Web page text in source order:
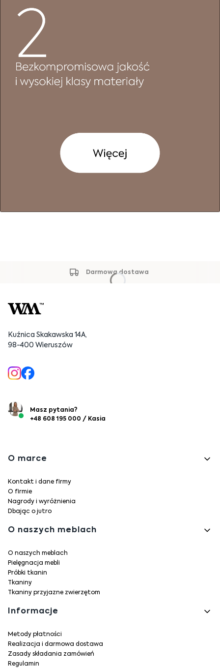
Darmowa dostawa
Kuźnica Skakawska 14A,
98-400 Wieruszów
Masz pytania?
+48 608 195 000 / Kasia
Linki w stopce
O marce
Kontakt i dane firmy
O firmie
Nagrody i wyróżnienia
Dbając o jutro
O naszych meblach
O naszych meblach
Pielęgnacja mebli
Próbki tkanin
Tkaniny
Tkaniny przyjazne zwierzętom
Informacje
Metody płatności
Realizacja i darmowa dostawa
Zasady składania zamówień
Regulamin